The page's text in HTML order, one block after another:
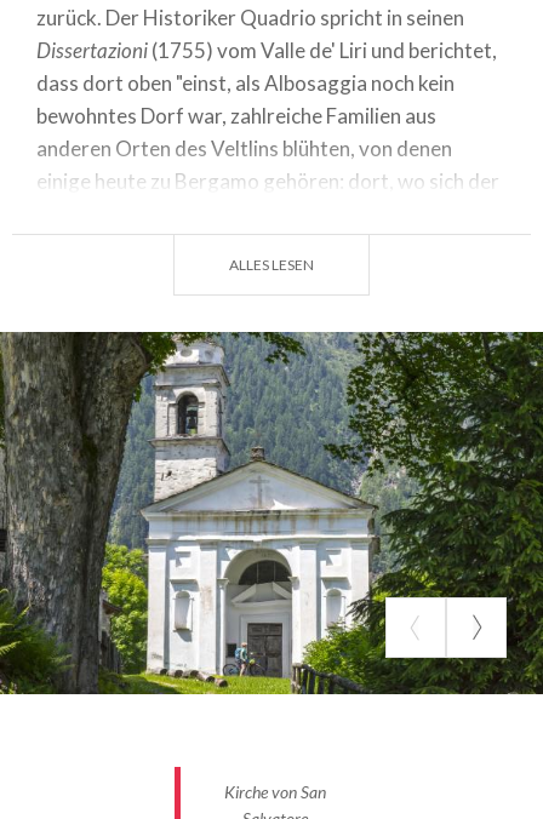
zurück. Der Historiker Quadrio spricht in seinen
Dissertazioni(1755) vom Valle de' Liri und berichtet,
dass dort oben "einst, als Albosaggia noch kein
bewohntes Dorf war, zahlreiche Familien aus
anderen Orten des Veltlins blühten, von denen
einige heute zu Bergamo gehören: dort, wo sich der
von Siedlungen in diesen Gebieten rechtfertigt. Als
Quadrio schrieb, schien die Kirche bereits
restauriert und teilweise wiederaufgebaut worden
zu sein, aber es gab kein Dokument über ihre
Gründung; derselbe Historiker berichtet jedoch
über das Vorhandensein einer in gotischen
Buchstaben geschriebenen Tafel mit der
eingemeißelten Jahreszahl 537 (eine Tafel, die
heute verschwunden ist, aber andere historische
Quellen bestätigen, dass sie 1873 noch vorhanden
war).
Kirche S. Salvatore eine Pfarrkirche war. Quadrio
ALLES LESEN
Kirche von San